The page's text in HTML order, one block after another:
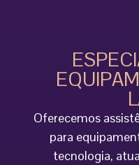
Oferecemos
para
tecnologia,